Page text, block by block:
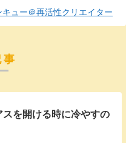
キュー＠再活性クリエイター
事
スを開ける時に冷やすの